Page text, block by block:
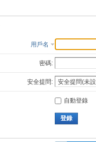
用戶名
密碼:
安全提問:
自動登錄
登錄